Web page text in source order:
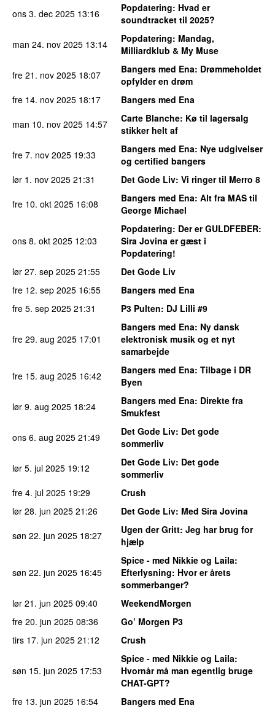
ons 3. dec 2025 13:16 Popdatering: Hvad er
soundtracket til 2025?
man 24. nov 2025 13:14 Popdatering: Mandag,
Milliardklub & My Muse
fre 21. nov 2025 18:07 Bangers med Ena: Drømmeholdet
opfylder en drøm
fre 14. nov 2025 18:17
Bangers med Ena
man 10. nov 2025 14:57 Carte Blanche: Kø til lagersalg
stikker helt af
fre 7. nov 2025 19:33 Bangers med Ena: Nye udgivelser
og certified bangers
lør 1. nov 2025 21:31 Det Gode Liv: Vi ringer til Merro 8
fre 10. okt 2025 16:08 Bangers med Ena: Alt fra MAS til
George Michael
ons 8. okt 2025 12:03
Popdatering: Der er GULDFEBER:
Sira Jovina er gæst i
Popdatering!
lør 27. sep 2025 21:55
Det Gode Liv
fre 12. sep 2025 16:55
Bangers med Ena
fre 5. sep 2025 21:31 P3 Pulten: DJ Lilli #9
fre 29. aug 2025 17:01
Bangers med Ena: Ny dansk
elektronisk musik og et nyt
samarbejde
fre 15. aug 2025 16:42 Bangers med Ena: Tilbage i DR
Byen
lør 9. aug 2025 18:24 Bangers med Ena: Direkte fra
Smukfest
ons 6. aug 2025 21:49 Det Gode Liv: Det gode
sommerliv
lør 5. jul 2025 19:12 Det Gode Liv: Det gode
sommerliv
fre 4. jul 2025 19:29
Crush
lør 28. jun 2025 21:26 Det Gode Liv: Med Sira Jovina
søn 22. jun 2025 18:27 Ugen der Gritt: Jeg har brug for
hjælp
søn 22. jun 2025 16:45
Spice - med Nikkie og Laila:
Efterlysning: Hvor er årets
sommerbanger?
lør 21. jun 2025 09:40
WeekendMorgen
fre 20. jun 2025 08:36
Go’ Morgen P3
tirs 17. jun 2025 21:12 Crush
søn 15. jun 2025 17:53
Spice - med Nikkie og Laila:
Hvornår må man egentlig bruge
CHAT-GPT?
fre 13. jun 2025 16:54
Bangers med Ena